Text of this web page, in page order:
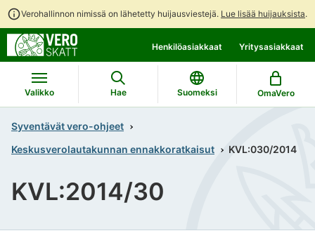
Verohallinnon nimissä on lähetetty huijausviestejä. Lue lisää huijauksista.
suoraan
sisältöön
koko
sivuston
hakuun
Henkilöasiakkaat Yritysasiakkaat
Valikko Hae Suomeksi OmaVero
Syventävät vero-ohjeet
Keskusverolautakunnan ennakkoratkaisut
KVL:030/2014
KVL:2014/30